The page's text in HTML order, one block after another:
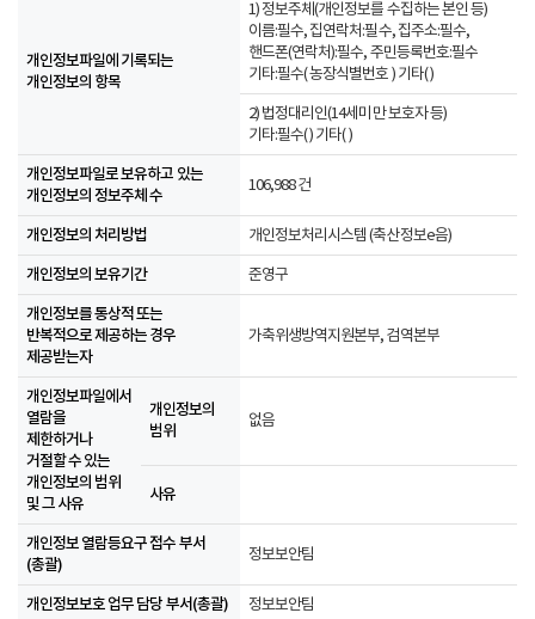
개인정보파일에 기록되는
개인정보의 항목
1) 정보주체(개인정보를 수집하는 본인 등)
이름:필수, 집연락처:필수, 집주소:필수,
핸드폰(연락처):필수, 주민등록번호:필수
기타:필수( 농장식별번호 ) 기타( )
2) 법정대리인(14세미만 보호자 등)
기타:필수( ) 기타( )
개인정보파일로 보유하고 있는
개인정보의 정보주체 수
106,988 건
개인정보의 처리방법
개인정보처리시스템 (축산정보e음)
개인정보의 보유기간
준영구
개인정보를 통상적 또는
반복적으로 제공하는 경우
제공받는자
가축위생방역지원본부, 검역본부
개인정보파일에서
열람을
제한하거나
거절할 수 있는
개인정보의 범위
및 그 사유
개인정보의
범위
없음
사유
개인정보 열람등요구 접수 부서
(총괄)
정보보안팀
개인정보보호 업무 담당 부서(총괄) 정보보안팀